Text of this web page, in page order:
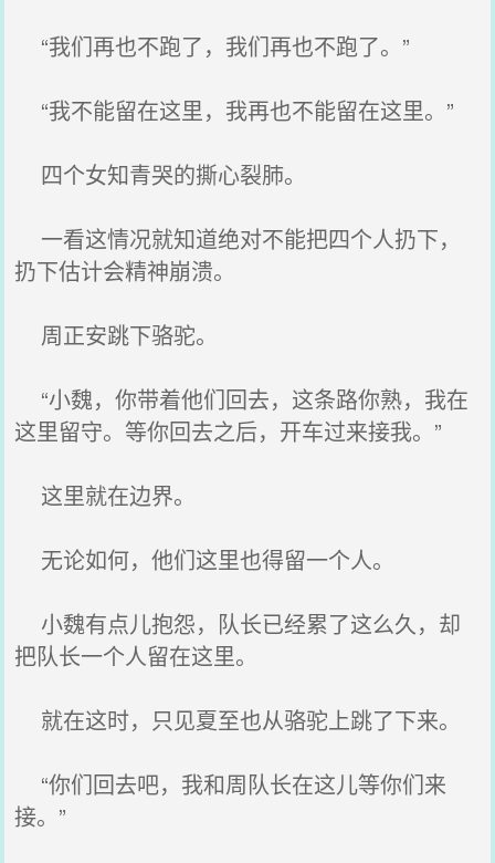
“我们再也不跑了，我们再也不跑了。”
“我不能留在这里，我再也不能留在这里。”
四个女知青哭的撕心裂肺。
一看这情况就知道绝对不能把四个人扔下，
扔下估计会精神崩溃。
周正安跳下骆驼。
“小魏，你带着他们回去，这条路你熟，我在
这里留守。等你回去之后，开车过来接我。”
这里就在边界。
无论如何，他们这里也得留一个人。
小魏有点儿抱怨，队长已经累了这么久，却
把队长一个人留在这里。
就在这时，只见夏至也从骆驼上跳了下来。
“你们回去吧，我和周队长在这儿等你们来
接。”